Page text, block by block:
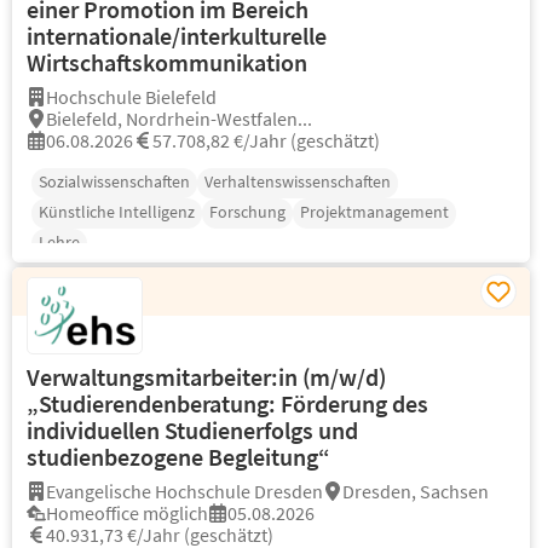
einer Promotion im Bereich
internationale/interkulturelle
Wirtschaftskommunikation
Hochschule Bielefeld
Bielefeld, Nordrhein-Westfalen...
06.08.2026
57.708,82 €/Jahr (geschätzt)
Sozialwissenschaften
Verhaltenswissenschaften
Künstliche Intelligenz
Forschung
Projektmanagement
Lehre
Verwaltungsmitarbeiter:in (m/w/d)
„Studierendenberatung: Förderung des
individuellen Studienerfolgs und
studienbezogene Begleitung“
Evangelische Hochschule Dresden
Dresden, Sachsen
Homeoffice möglich
05.08.2026
40.931,73 €/Jahr (geschätzt)